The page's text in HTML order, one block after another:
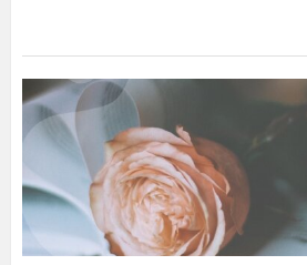
Didžiuojamės
fizikos
olimpiados
II
etapo
nugalėtojais!